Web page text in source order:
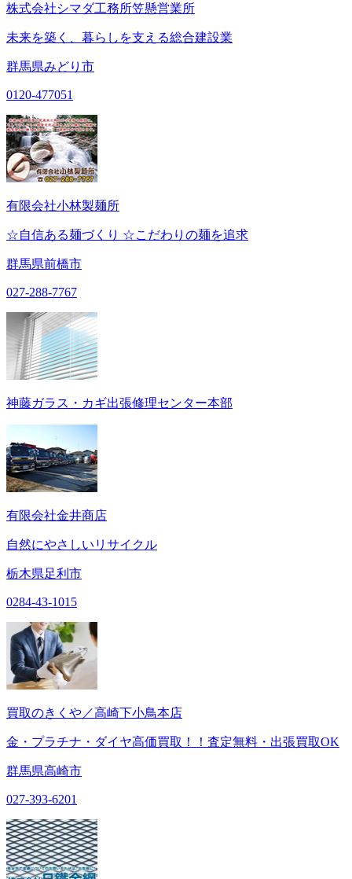
株式会社シマダ工務所笠懸営業所
未来を築く、暮らしを支える総合建設業
群馬県みどり市
0120-477051
有限会社小林製麺所
☆自信ある麺づくり ☆こだわりの麺を追求
群馬県前橋市
027-288-7767
神藤ガラス・カギ出張修理センター本部
有限会社金井商店
自然にやさしいリサイクル
栃木県足利市
0284-43-1015
買取のきくや／高崎下小鳥本店
金・プラチナ・ダイヤ高価買取！！査定無料・出張買取OK
群馬県高崎市
027-393-6201